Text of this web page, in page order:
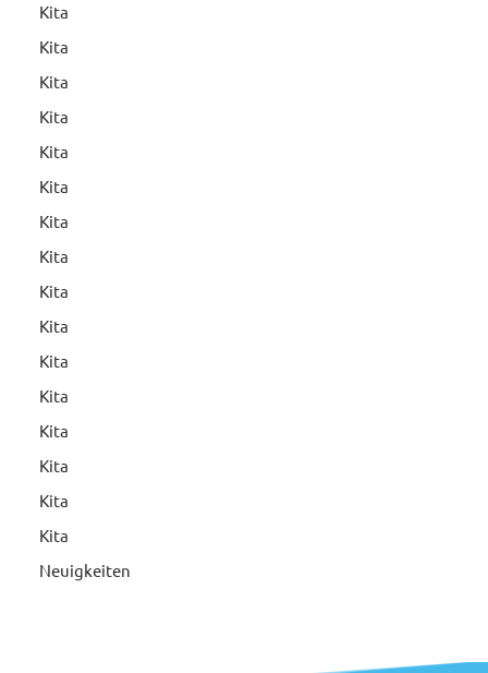
Kita
Kita
Kita
Kita
Kita
Kita
Kita
Kita
Kita
Kita
Kita
Kita
Kita
Kita
Kita
Kita
Neuigkeiten